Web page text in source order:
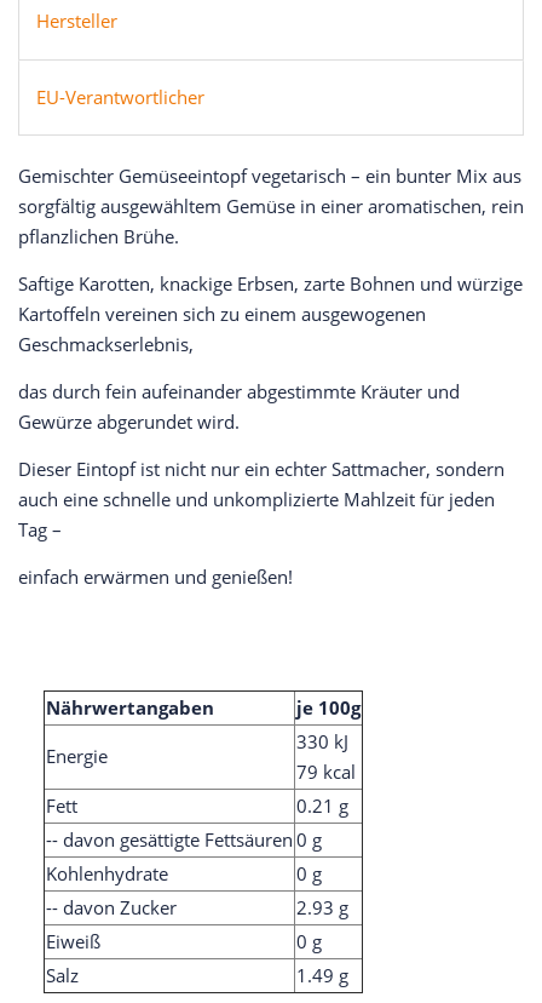
Hersteller
EU-Verantwortlicher
Gemischter Gemüseeintopf vegetarisch – ein bunter Mix aus
sorgfältig ausgewähltem Gemüse in einer aromatischen, rein
pflanzlichen Brühe.
Saftige Karotten, knackige Erbsen, zarte Bohnen und würzige
Kartoffeln vereinen sich zu einem ausgewogenen
Geschmackserlebnis,
das durch fein aufeinander abgestimmte Kräuter und
Gewürze abgerundet wird.
Dieser Eintopf ist nicht nur ein echter Sattmacher, sondern
auch eine schnelle und unkomplizierte Mahlzeit für jeden
Tag –
einfach erwärmen und genießen!
Nährwertangaben
je 100g
Energie
330 kJ
79 kcal
Fett
0.21 g
-- davon gesättigte Fettsäuren0 g
Kohlenhydrate
0 g
-- davon Zucker
2.93 g
Eiweiß
0 g
Salz
1.49 g